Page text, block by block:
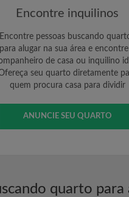
Encontre inquilinos
Encontre pessoas buscando
para alugar na sua área e
de casa ou inquilino
seu quarto diretamente
quem procura casa para dividir
ANUNCIE SEU QUARTO
quarto para